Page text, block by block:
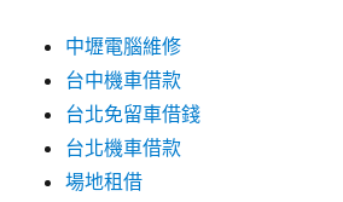
中壢電腦維修
台中機車借款
台北免留車借錢
台北機車借款
場地租借